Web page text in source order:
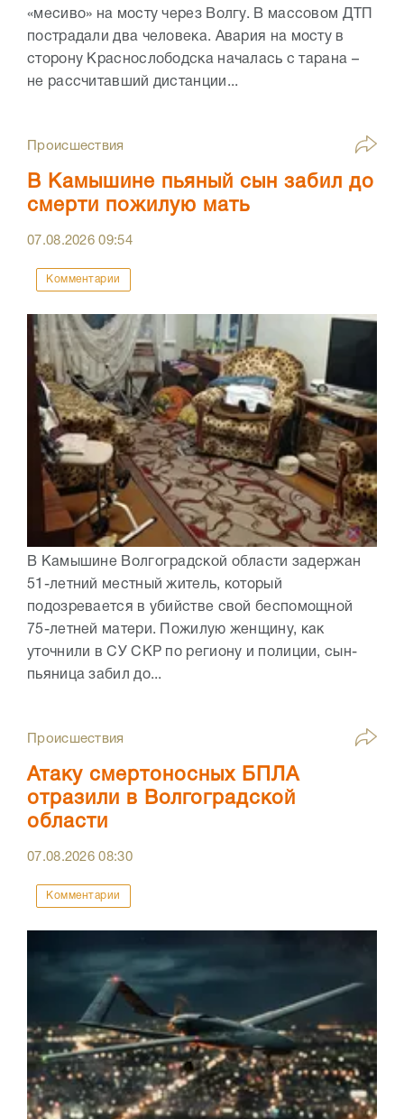
«месиво» на мосту через Волгу. В массовом ДТП
пострадали два человека. Авария на мосту в
сторону Краснослободска началась с тарана –
не рассчитавший дистанции...
Происшествия
В Камышине пьяный сын забил до
смерти пожилую мать
07.08.202609:54
Комментарии
В Камышине Волгоградской области задержан
51-летний местный житель, который
подозревается в убийстве свой беспомощной
75-летней матери. Пожилую женщину, как
уточнили в СУ СКР по региону и полиции, сын-
пьяница забил до...
Происшествия
Атаку смертоносных БПЛА
отразили в Волгоградской
области
07.08.202608:30
Комментарии